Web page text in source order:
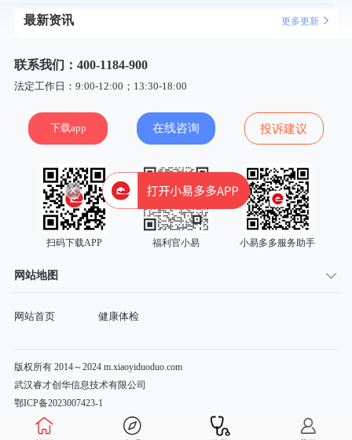
最新资讯 更多更新
联系我们：400-1184-900
法定工作日：9:00-12:00；13:30-18:00
下载app 在线咨询 投诉建议
扫码下载APP 福利官小易 小易多多服务助手
网站地图
网站首页 健康体检
版权所有 2014～2024 m.xiaoyiduoduo.com
武汉睿才创华信息技术有限公司
鄂ICP备2023007423-1